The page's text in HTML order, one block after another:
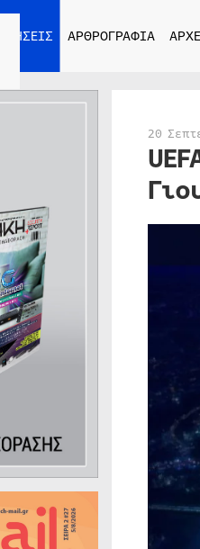
ΕΙΔΗΣΕΙΣ ΑΡΘΡΟΓΡΑΦΙΑ
20